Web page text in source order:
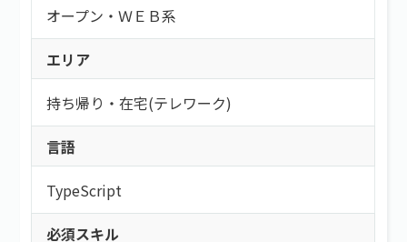
持ち帰り・在宅(テレワーク)
フレックス
通勤
短時間（主婦＆主夫向け）
こだわり
直請け案件
ロースキルOK
低マージン率（10％以下）
高額手取り（80万以上）
支払サイト30日以内
シニア歓迎
外国籍OK
フリーワード
案件開始日
オープン・ＷＥＢ系
エリア
持ち帰り・在宅(テレワーク)
言語
TypeScript
必須スキル